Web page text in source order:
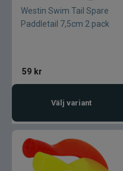
Westin Swim Tail Spare
Paddletail 7,5cm 2 pack
59 kr
Välj variant